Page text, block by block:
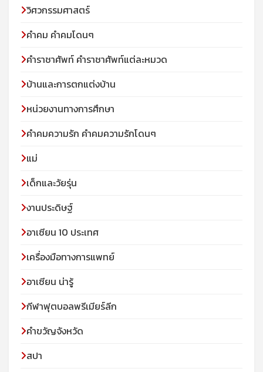
วิศวกรรมศาสตร์
คำคม คำคมโดนๆ
คำราชาศัพท์ คำราชาศัพท์แต่ละหมวด
บ้านและการตกแต่งบ้าน
หน่วยงานทางการศึกษา
คำคมความรัก คำคมความรักโดนๆ
แม่
เด็กและวัยรุ่น
งานประดิษฐ์
อาเซียน 10 ประเทศ
เครื่องมือทางการแพทย์
อาเซียน น่ารู้
กีฬาฟุตบอลพรีเมียร์ลีก
คำขวัญจังหวัด
สปา